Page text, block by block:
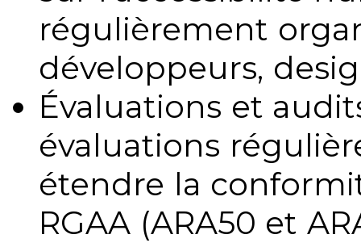
régulièrement
développeurs,
Évaluations et
évaluations
étendre la
RGAA (ARA50 et